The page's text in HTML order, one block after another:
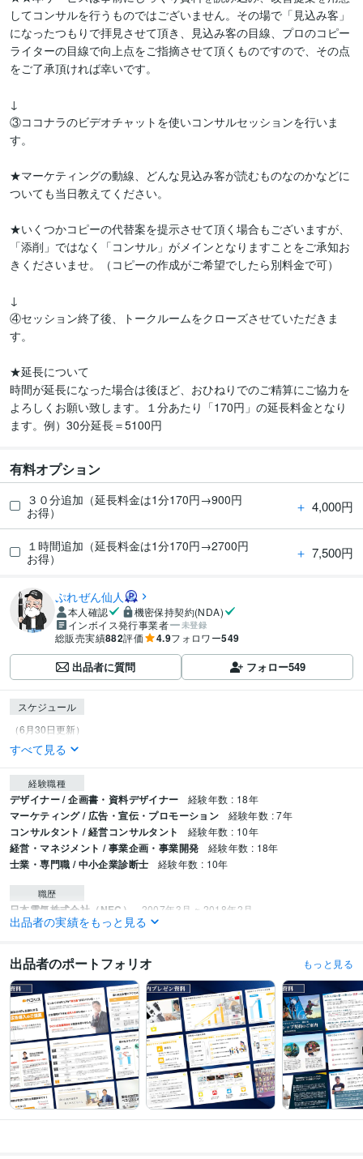
してコンサルを行うものではございません。その場で「見込み客」
になったつもりで拝見させて頂き、見込み客の目線、プロのコピー
ライターの目線で向上点をご指摘させて頂くものですので、その点
をご了承頂ければ幸いです。
↓
③ココナラのビデオチャットを使いコンサルセッションを行いま
す。
★マーケティングの動線、どんな見込み客が読むものなのかなどに
ついても当日教えてください。
★いくつかコピーの代替案を提示させて頂く場合もございますが、
「添削」ではなく「コンサル」がメインとなりますことをご承知お
きくださいませ。（コピーの作成がご希望でしたら別料金で可）
↓
④セッション終了後、トークルームをクローズさせていただきま
す。
★延長について
時間が延長になった場合は後ほど、おひねりでのご精算にご協力を
よろしくお願い致します。１分あたり「170円」の延長料金となり
ます。例）30分延長＝5100円
有料オプション
３０分追加（延長料金は1分170円→900円
お得）
＋ 4,000円
１時間追加（延長料金は1分170円→2700円
お得）
＋ 7,500円
ぷれぜん仙人
本人確認
機密保持契約(NDA)
インボイス発行事業者
未登録
総販売実績882評価 4.9フォロワー549
出品者に質問 フォロー549
スケジュール
すべて見る
経験職種
デザイナー / 企画書・資料デザイナー 経験年数 : 18年
マーケティング / 広告・宣伝・プロモーション 経験年数 : 7年
コンサルタント / 経営コンサルタント 経験年数 : 10年
経営・マネジメント / 事業企画・事業開発 経験年数 : 18年
士業・専門職 / 中小企業診断士 経験年数 : 10年
職歴
日本電気株式会社（NEC） 2007年3月 ~ 2018年2月
個人事業主 2018年3月 ~ 2021年2月
資格・検定
中小企業診断士 取得年 : 2011年
TOEIC 取得年 : 2015年
ビジネス・クリエイティブツール
Excel:20年PowerPoint:20年 Word:20年Adobe Photoshop:3年
得意分野
ビジネス代行・事務代行 プレゼンテーション資料の作成・コンサル コピ
ーライティング/マーケティング
出品者の実績をもっと見る
出品者のポートフォリオ もっと見る